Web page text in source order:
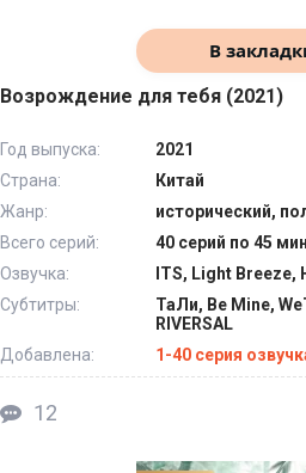
В
Возрождение для тебя (2021)
Год выпуска:
2021
Страна:
Китай
Жанр:
исторический,
Всего серий:
40 серий по 45
Озвучка:
ITS, Light Breeze,
Субтитры:
ТаЛи, Be Mine,
RIVERSAL
Добавлена:
1-40 серия
12